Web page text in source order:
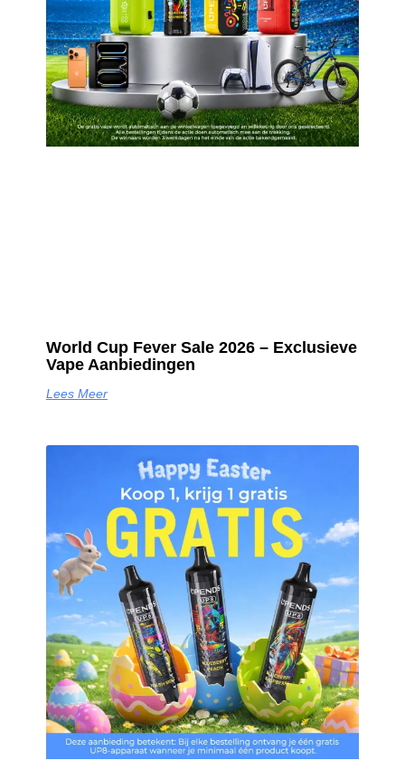
World Cup Fever Sale 2026 – Exclusieve
Vape Aanbiedingen
Lees Meer